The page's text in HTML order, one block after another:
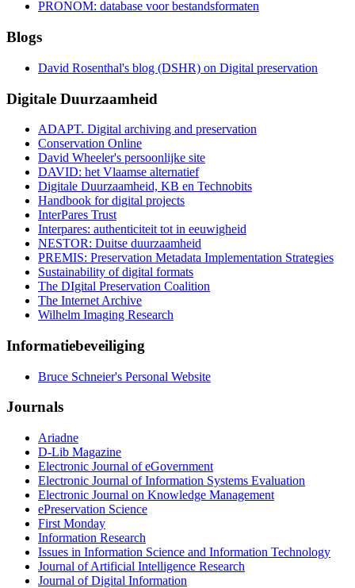
PRONOM: database voor bestandsformaten
Blogs
David Rosenthal's blog (DSHR) on Digital preservation
Digitale Duurzaamheid
ADAPT. Digital archiving and preservation
Conservation Online
David Wheeler's persoonlijke site
DAVID: het Vlaamse alternatief
Digitale Duurzaamheid, KB en Technobits
Handbook for digital projects
InterPares Trust
Interpares: authenticiteit tot in eeuwigheid
NESTOR: Duitse duurzaamheid
PREMIS: Preservation Metadata Implementation Strategies
Sustainability of digital formats
The DIgital Preservation Coalition
The Internet Archive
Wilhelm Imaging Research
Informatiebeveiliging
Bruce Schneier's Personal Website
Journals
Ariadne
D-Lib Magazine
Electronic Journal of eGovernment
Electronic Journal of Information Systems Evaluation
Electronic Journal on Knowledge Management
ePreservation Science
First Monday
Information Research
Issues in Information Science and Information Technology
Journal of Artificial Intelligence Research
Journal of Digital Information